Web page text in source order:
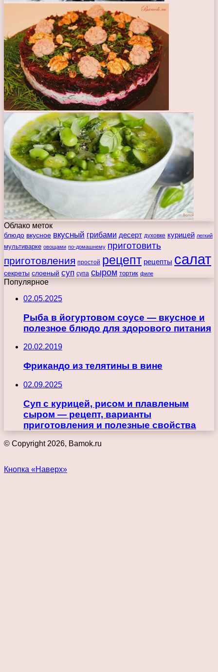
Облако меток
блюдо вкусное вкусный грибами десерт духовке курицей легкий
мультиварке овощами по-домашнему приготовить
приготовления простой рецепт рецепты салат
секреты слоеный суп супа сыром тортик филе
Популярное
02.05.2025
Рыба в йогуртовом соусе — вкусное и
полезное блюдо для здорового питания
20.02.2019
Фрикандо из телятины в вине
02.09.2025
Суп с курицей, рисом и плавленым
сыром — рецепт, варианты
приготовления и полезные свойства
© Copyright 2026, Bamok.ru
Кнопка «Наверх»